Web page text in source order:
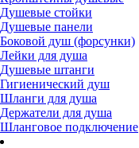
Душевые стойки
Душевые панели
Боковой душ (форсунки)
Лейки для душа
Душевые штанги
Гигиенический душ
Шланги для душа
Держатели для душа
Шланговое подключение